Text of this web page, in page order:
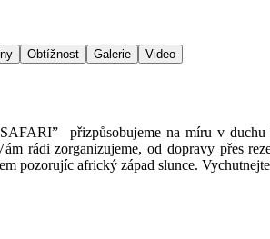
Obtížnost Galerie Video
přizpůsobujeme na míru v
rádi zorganizujeme, od dopravy přes
pozorujíc africký západ slunce.